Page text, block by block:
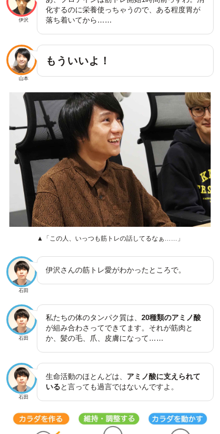
伊沢
化するのに栄養使っちゃうので、ある程度胃が
落ち着いてから……
山本
もういいよ！
▲「この人、いっつも筋トレの話してるなぁ……」
石田
伊沢さんの筋トレ愛がわかったところで。
石田
私たちの体のタンパク質は、20種類のアミノ酸
が組み合わさってできてます。それが筋肉と
か、髪の毛、爪、皮膚になって……
石田
生命活動のほとんどは、 アミノ酸に支えられて
いると言っても過言ではないんですよ。